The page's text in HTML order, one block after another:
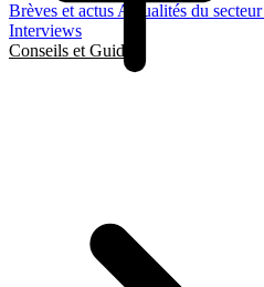
Brèves et actus Actualités du secteur
Interviews
Conseils et Guides